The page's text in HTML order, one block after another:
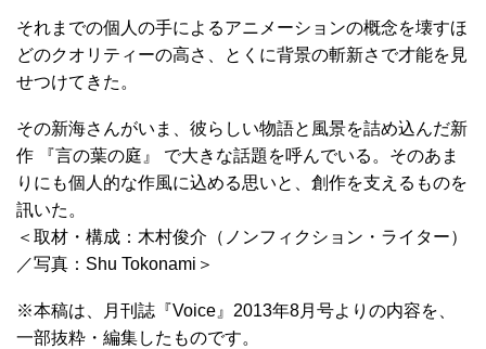
それまでの個人の手によるアニメーションの概念を壊すほ
どのクオリティーの高さ、とくに背景の斬新さで才能を見
せつけてきた。
その新海さんがいま、彼らしい物語と風景を詰め込んだ新
作 『言の葉の庭』 で大きな話題を呼んでいる。そのあま
りにも個人的な作風に込める思いと、創作を支えるものを
訊いた。
＜取材・構成：木村俊介（ノンフィクション・ライター）
／写真：Shu Tokonami＞
※本稿は、月刊誌『Voice』2013年8月号よりの内容を、
一部抜粋・編集したものです。